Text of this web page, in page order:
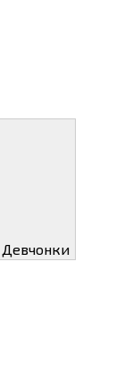
Девчонки